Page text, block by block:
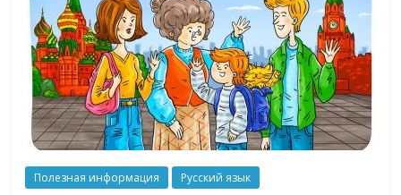
Полезная информация Русский язык